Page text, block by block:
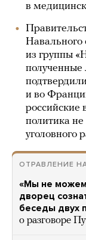
в
Навального
из группы
полученные
и во
российские
политика
уголовного
ОТРАВЛЕНИЕ
«Мы не можем
дворец
беседы двух
о разговоре